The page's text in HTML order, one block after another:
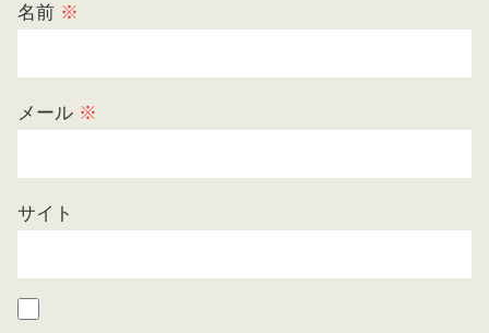
名前 ※
メール ※
サイト